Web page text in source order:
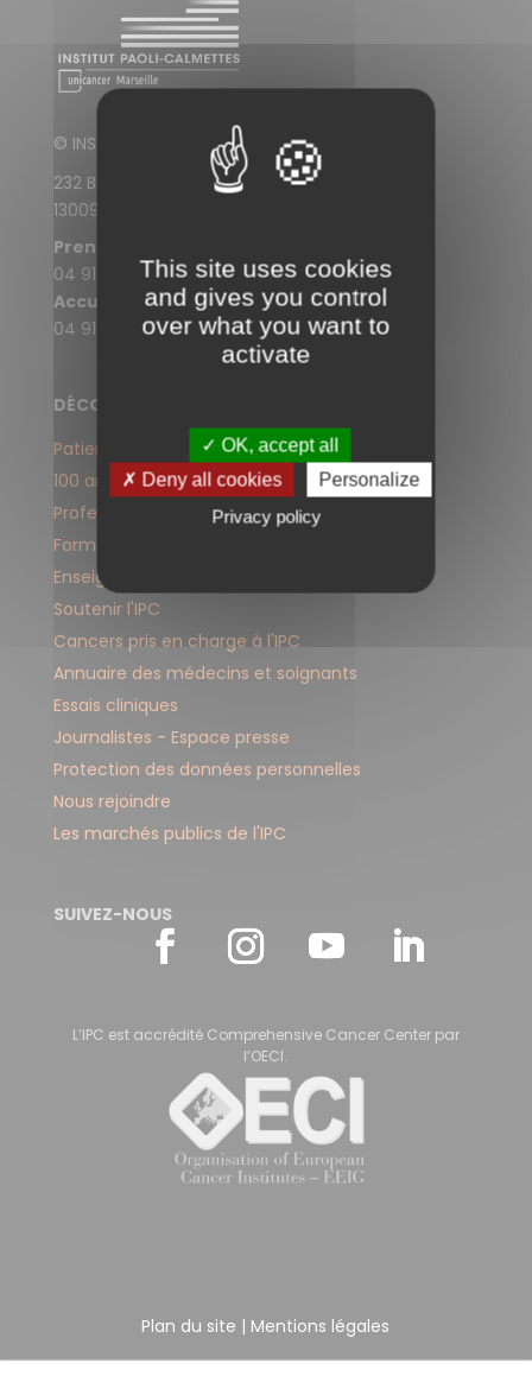
© INSTITUT PAOLI-CALMETTES
232 Boulevard de Sainte-Marguerite
13009 Marseille
Prendre rendez-vous
04 91 22 30 30
Accueil de l'IPC
04 91 22 33 33
DÉCOUVREZ LE SITE WEB DE L'IPC
Patients et proches
100 ans d'engagement
Professionnels de santé
Formation
Enseignement
Soutenir l'IPC
Cancers pris en charge à l'IPC
Annuaire des médecins et soignants
Essais cliniques
Journalistes - Espace presse
Protection des données personnelles
Nous rejoindre
Les marchés publics de l'IPC
SUIVEZ-NOUS
L’IPC est accrédité Comprehensive Cancer Center par
l’OECI.
Plan du site | Mentions légales
This site uses cookies
and gives you control
over what you want to
activate
✓ OK, accept all
✗ Deny all cookies
Personalize
Privacy policy